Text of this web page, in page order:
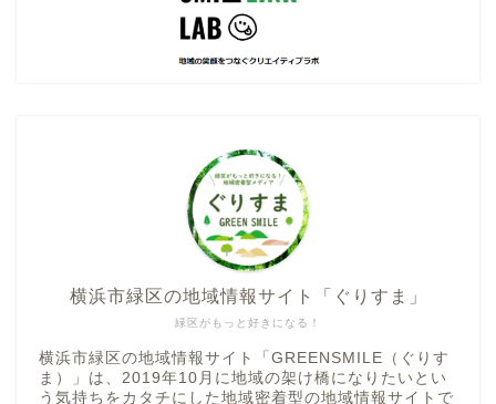
緑区がもっと好きになる！
横浜市緑区の地域情報サイト「ぐりすま」
横浜市緑区の地域情報サイト「GREENSMILE（ぐりす
ま）」は、2019年10月に地域の架け橋になりたいとい
う気持ちをカタチにした地域密着型の地域情報サイトで